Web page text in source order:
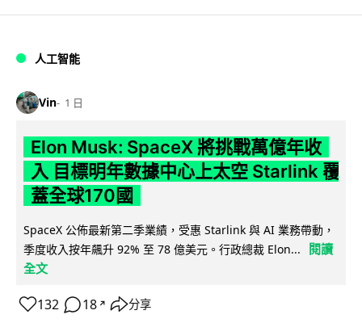
人工智能
Vin 1 日
Elon Musk: SpaceX 將挑戰萬億年收
入 目標明年數據中心上太空 Starlink 覆
蓋全球170國
SpaceX 公佈最新第二季業績，受惠 Starlink 與 AI 業務帶動，
季度收入按年飆升 92% 至 78 億美元。行政總裁 Elon...
閱讀
全文
132 18 ↗ 分享